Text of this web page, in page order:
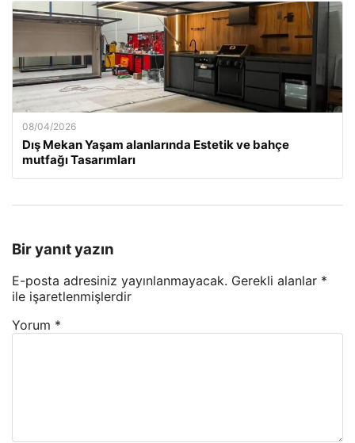
08/04/2026
Dış Mekan Yaşam alanlarında Estetik ve bahçe
mutfağı Tasarımları
Bir yanıt yazın
E-posta adresiniz yayınlanmayacak. Gerekli alanlar *
ile işaretlenmişlerdir
Yorum *